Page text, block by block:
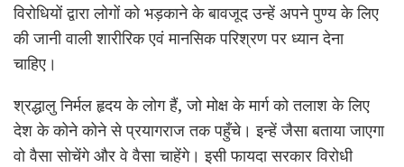
विरोधियों द्वारा लोगों को भड़काने के बावजूद उन्हें अपने पुण्य के लिए
की जानी वाली शारीरिक एवं मानसिक परिश्रण पर ध्यान देना
चाहिए।
श्रद्धालु निर्मल हृदय के लोग हैं, जो मोक्ष के मार्ग को तलाश के लिए
देश के कोने कोने से प्रयागराज तक पहुँचे। इन्हें जैसा बताया जाएगा
वो वैसा सोचेंगे और वे वैसा चाहेंगे। इसी फायदा सरकार विरोधी